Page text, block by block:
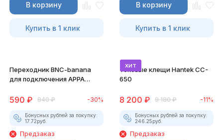
В корзину
Купить в 1 клик
В корзину
Купить в 1 клик
Переходник BNC-banana
для подключения APPA
590 ₽ 840 ₽ -30%
Бонусных рублей за покупку:
17.72руб.
Предзаказ
хит
Токовые клещи Hantek CC-
650
8 200 ₽ 9 180 ₽ -11%
Бонусных рублей за покупку:
246.25руб.
Предзаказ